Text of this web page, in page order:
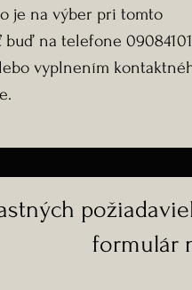
je na výber pri tomto
na telefone
vyplnením
formulár